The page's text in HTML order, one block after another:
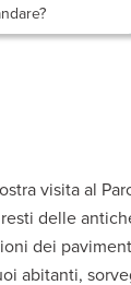
visita al
delle
dei
abitanti,